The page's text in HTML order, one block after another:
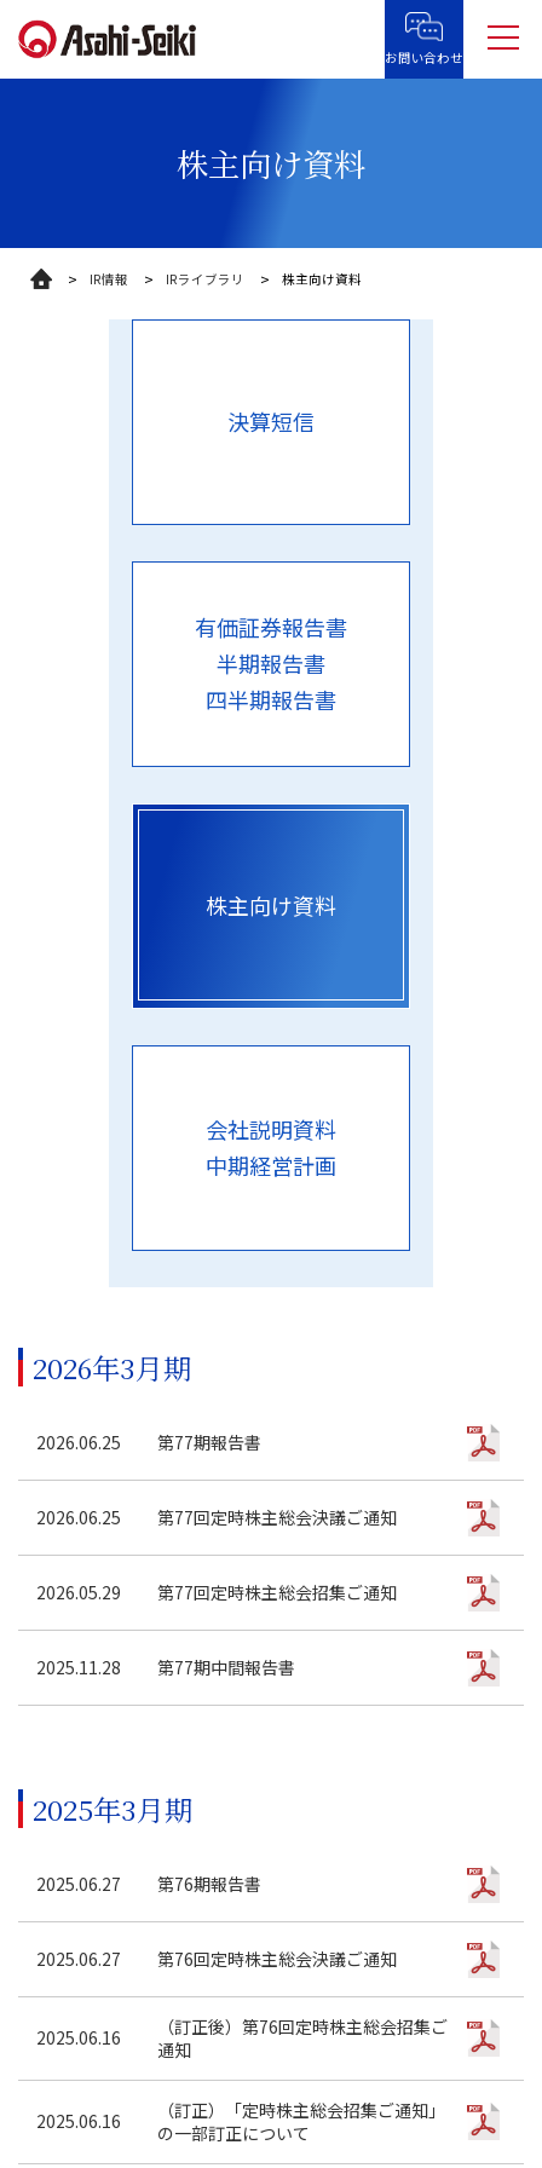
お問い合わせ
株主向け資料
IR情報 IRライブラリ 株主向け資料
決算短信
有価証券報告書
半期報告書
四半期報告書
株主向け資料
会社説明資料
中期経営計画
2026年3月期
2026.06.25 第77期報告書
2026.06.25 第77回定時株主総会決議ご通知
2026.05.29 第77回定時株主総会招集ご通知
2025.11.28 第77期中間報告書
2025年3月期
2025.06.27 第76期報告書
2025.06.27 第76回定時株主総会決議ご通知
2025.06.16
（訂正後）第76回定時株主総会招集ご
通知
2025.06.16
（訂正）「定時株主総会招集ご通知」
の一部訂正について